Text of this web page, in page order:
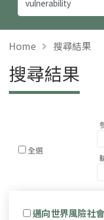
Home 搜尋結果
搜尋結果
全選
邁向世界風險社